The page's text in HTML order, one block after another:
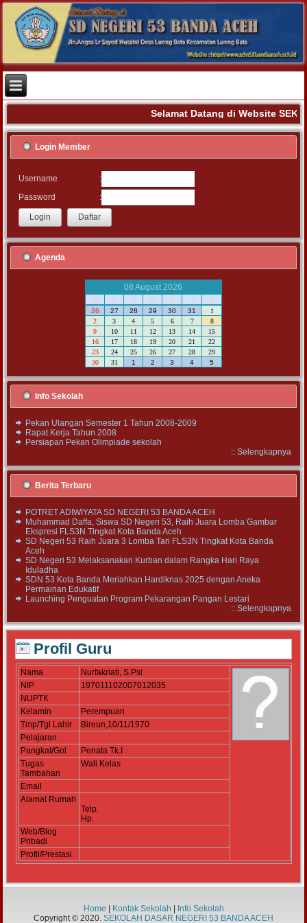
Selamat Datang di Website
Login Member
Username
:
Password
:
Agenda
08 August 2026
M
S S R K J S
26 27 28 29 30 31
1
2
3 4 5 6 7
8
9
10 11 12 13 14
15
16
17 18 19 20 21
22
23
24 25 26 27 28
29
30
31 1 2 3 4 5
Info Sekolah
Pekan Ulangan Semester 1 Tahun 2008-2009
Rapat Kerja Tahun 2008
Persiapan Pekan Olimpiade sekolah
:: Selengkapnya
Berita Terbaru
POTRET ADIWIYATA SD NEGERI 53 BANDA ACEH
Muhammad Daffa, Siswa SD Negeri 53, Raih Juara Lomba Gambar
Ekspresi FLS3N Tingkat Kota Banda Aceh
SD Negeri 53 Raih Juara 3 Lomba Tari FLS3N Tingkat Kota Banda
Aceh
SD Negeri 53 Melaksanakan Kurban dalam Rangka Hari Raya
Iduladha
SDN 53 Kota Banda Meriahkan Hardiknas 2025 dengan Aneka
Permainan Edukatif
Launching Penguatan Program Pekarangan Pangan Lestari
:: Selengkapnya
Profil Guru
Nama
Nurfakriati, S.Psi
NIP
197011102007012035
NUPTK
Kelamin
Perempuan
Tmp/Tgl Lahir
Bireun,10/11/1970
Pelajaran
Pangkat/Gol
Penata Tk.I
Tugas
Tambahan
Wali Kelas
Email
Alamat Rumah
Telp.
Hp.
Web/Blog
Pribadi
Profil/Prestasi
Home Kontak Sekolah
Info Sekolah
Copyright © 2020. SEKOLAH DASAR NEGERI 53 BANDA ACEH